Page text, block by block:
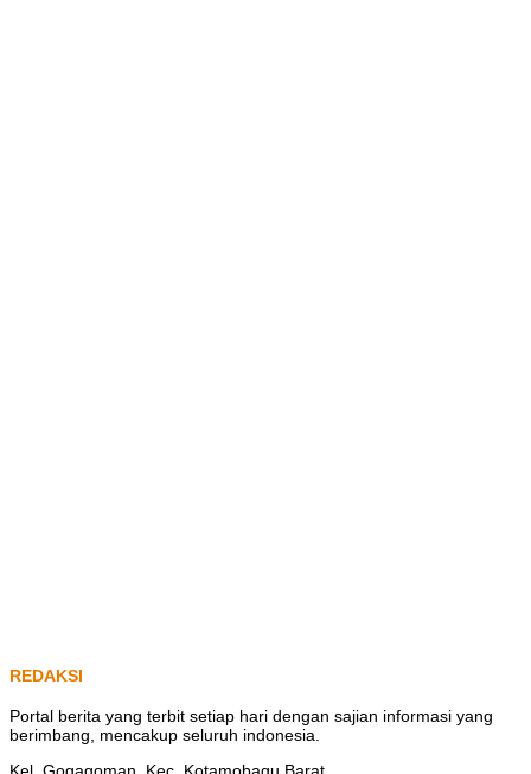
REDAKSI
Portal berita yang terbit setiap hari dengan sajian informasi yang
berimbang, mencakup seluruh indonesia.